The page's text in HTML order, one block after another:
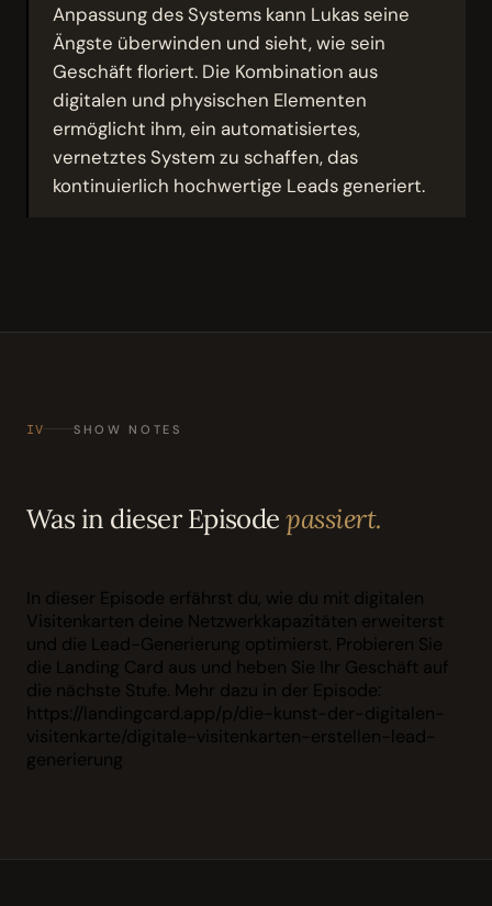
Anpassung des Systems kann Lukas seine
Ängste überwinden und sieht, wie sein
Geschäft floriert. Die Kombination aus
digitalen und physischen Elementen
ermöglicht ihm, ein automatisiertes,
vernetztes System zu schaffen, das
kontinuierlich hochwertige Leads generiert.
IV SHOW NOTES
Was in dieser Episodepassiert.
In dieser Episode erfährst du, wie du mit digitalen
Visitenkarten deine Netzwerkkapazitäten erweiterst
und die Lead-Generierung optimierst. Probieren Sie
die Landing Card aus und heben Sie Ihr Geschäft auf
die nächste Stufe. Mehr dazu in der Episode:
https://landingcard.app/p/die-kunst-der-digitalen-
visitenkarte/digitale-visitenkarten-erstellen-lead-
generierung